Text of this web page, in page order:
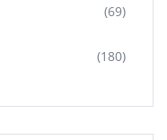
(69)
(180)